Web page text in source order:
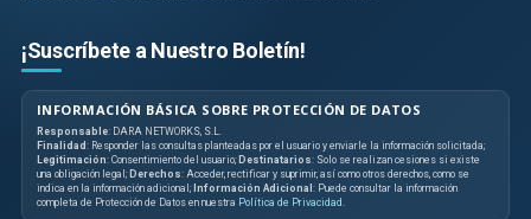
¡Suscríbete a Nuestro Boletín!
INFORMACIÓN BÁSICA SOBRE PROTECCIÓN DE DATOS
Responsable: DARA NETWORKS, S.L.
Finalidad : Responder las consultas planteadas por el usuario y enviarle la información solicitada;
Legitimación: Consentimiento del usuario; Destinatarios: Solo se realizan cesiones si existe
una obligación legal; Derechos: Acceder, rectificar y suprimir, así como otros derechos, como se
indica en la información adicional; Información Adicional : Puede consultar la información
completa de Protección de Datos en nuestra Política de Privacidad